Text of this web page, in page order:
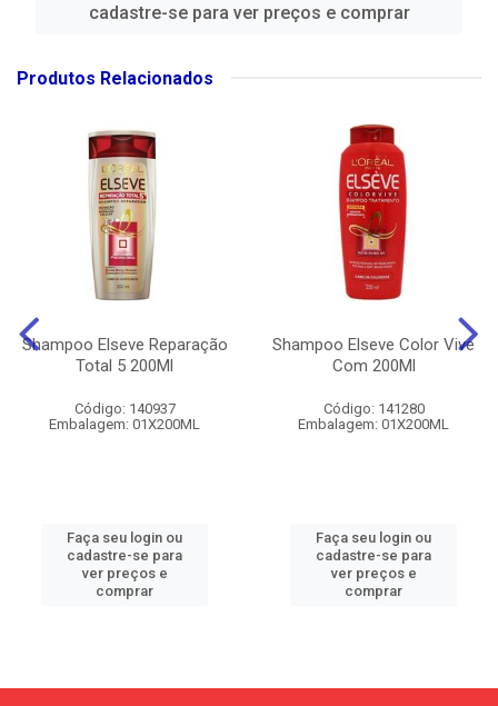
cadastre-se para ver preços e comprar
Produtos Relacionados
Shampoo Elseve Reparação
Total 5 200Ml
Código: 140937
Embalagem: 01X200ML
Faça seu login ou
cadastre-se para
ver preços e
comprar
Shampoo Elseve Color Vive
Com 200Ml
Código: 141280
Embalagem: 01X200ML
Faça seu login ou
cadastre-se para
ver preços e
comprar